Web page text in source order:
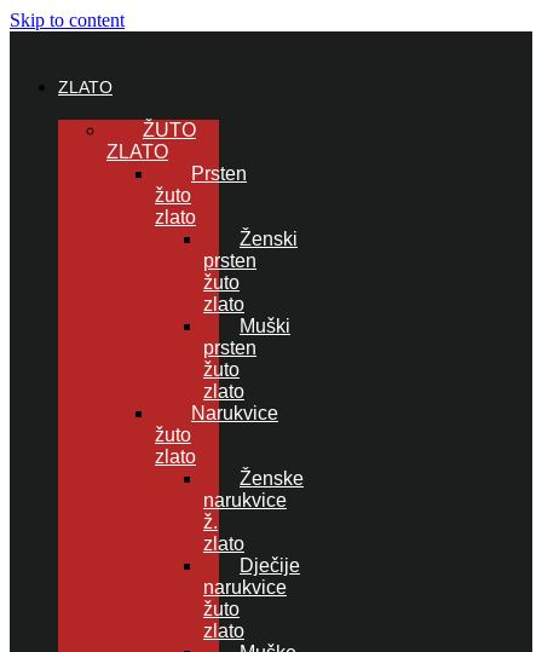
Skip to content
ZLATO
ŽUTO
ZLATO
Prsten
žuto
zlato
Ženski
prsten
žuto
zlato
Muški
prsten
žuto
zlato
Narukvice
žuto
zlato
Ženske
narukvice
ž.
zlato
Dječije
narukvice
žuto
zlato